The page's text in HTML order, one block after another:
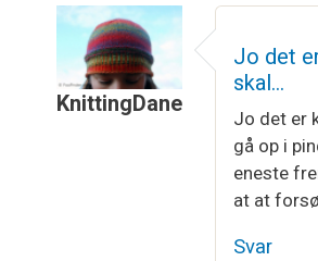
KnittingDane
Skifte pind?af
Jo det
skal…
Jo det er
gå op i
eneste
at at
Svar